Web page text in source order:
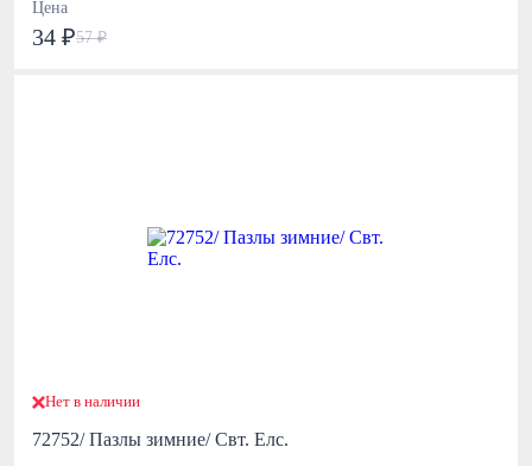
Цена
34 ₽57 ₽
Нет в наличии
72752/ Пазлы зимние/ Свт. Елс.